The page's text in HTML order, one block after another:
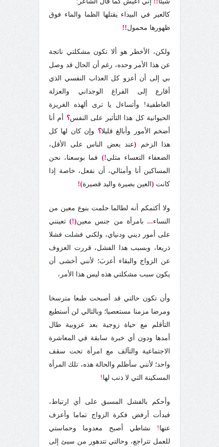
كالعير في البيداء يقتلها الظما والماء فوق
ظهورها محمول!!
ولكن، الأخطر هو ألا تكون مشكلتي ناتجة
عن هذا الأمر وحده، رغم أن الحال قد وصل
بي إلى أن أعزو كل العذاب النفسي الذي
أقارع إلى الفراغ الوجداني والعزلة
العاطفية!
وأتساءل يا ترى ألهذه الغريزة
الحيوانية كل هذا التأثير على النفس؟ أم أنا
أضخم الأمور وأبالغ قليلا؟ وإن كان لها كل
هذا الزخم (عند بعض الناس على الأقل،
الضعفاء التعساء مثلي!) فما بوسعنا، نحن
المساكين أنا وأمثالي، أن نفعل، خاصة إذا
كانت ( العين بصيرة واليد قصيرة)!
ولا أكتمكم أنه لطالما حلمت بنوع معين من
النساء...بامرأة من جنس معين(!)تعينني
على أمور ديني ودنياي، ولكني فشلت فشلا
ذريعا، وبسبب هذا الفشل، قررت العزوف
عن الزواج والبقاء أعزبَ؛ لأنني أخشى أن
يكون سبب مشكلتي هذه ليس هذا الأمر،
وأن تكون حالتي قد أصبحت طبعا مترسخا
ومرضا مزمنا مستعصيا؛ وبالتالي لن أستطيع
التأقلم مع حياة زوجية بعد عزوبية طال
أمدها ودون أي خبرة سابقة في المعاشرة
الاجتماعية والتآلف مع امرأة تحت سقف
واحد؛ لأنني سأظلم والحالة هذه، تلك المرأة
المسكينة التي لا ذنب لها !
وأحكم بالفشل المسبق على أي ارتباط،
فبدأت أرفض فكرة الزواج تماما وأعزف
عنها ! نشاطي أصبح معدوما وحماستي
للعمل تتراجع، وحالتي تتدهور من سيئ إلى